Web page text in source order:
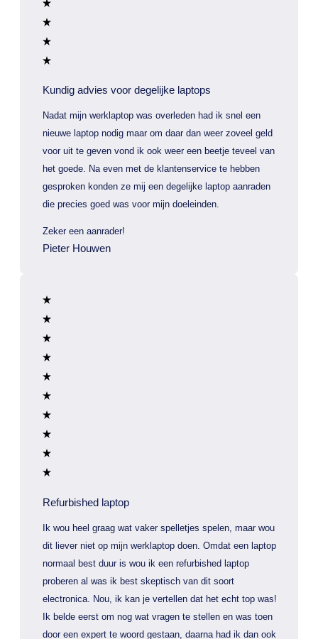
Kundig advies voor degelijke laptops
Nadat mijn werklaptop was overleden had ik snel een
nieuwe laptop nodig maar om daar dan weer zoveel geld
voor uit te geven vond ik ook weer een beetje teveel van
het goede. Na even met de klantenservice te hebben
gesproken konden ze mij een degelijke laptop aanraden
die precies goed was voor mijn doeleinden.
Zeker een aanrader!
Pieter Houwen
Refurbished laptop
Ik wou heel graag wat vaker spelletjes spelen, maar wou
dit liever niet op mijn werklaptop doen. Omdat een laptop
normaal best duur is wou ik een refurbished laptop
proberen al was ik best skeptisch van dit soort
electronica. Nou, ik kan je vertellen dat het echt top was!
Ik belde eerst om nog wat vragen te stellen en was toen
door een expert te woord gestaan, daarna had ik dan ook